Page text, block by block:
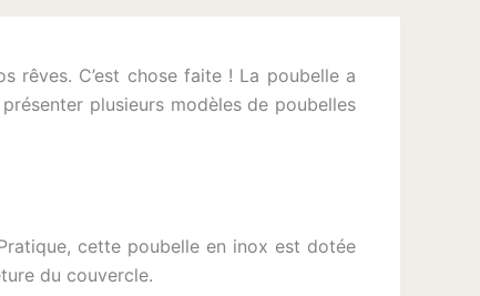
rêves. C’est chose faite ! La poubelle a
plusieurs modèles de poubelles
cette poubelle en inox est dotée
du couvercle.